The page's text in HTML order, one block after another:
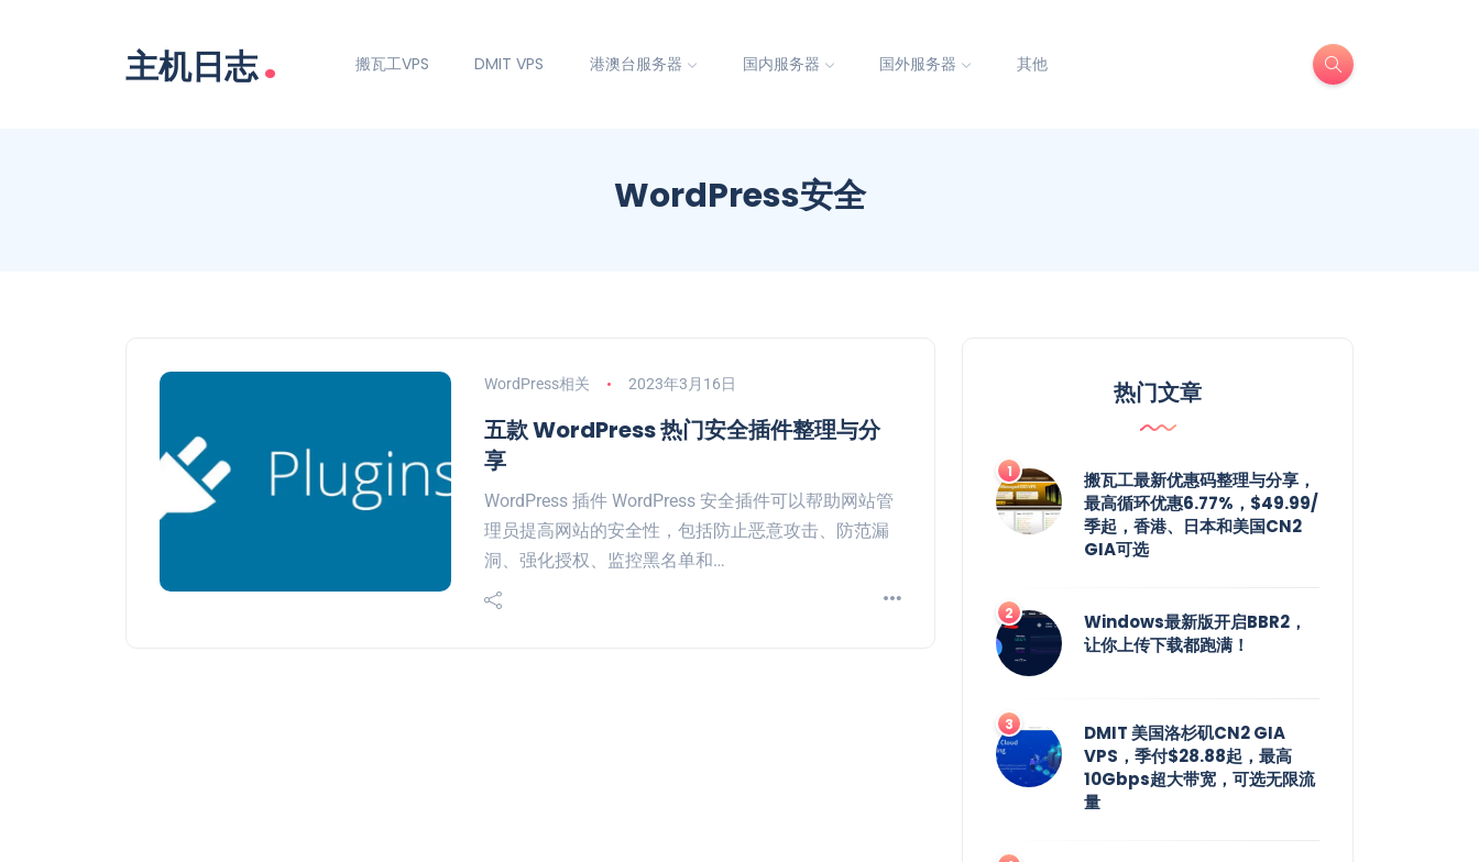
主机日志. 搬瓦工VPS DMIT VPS 港澳台服务器 国内服务器 国外服务器 其他
WordPress安全
WordPress相关 2023年3月16日
五款 WordPress 热门安全插件整理与分
享
WordPress 插件 WordPress 安全插件可以帮助网站管
理员提高网站的安全性，包括防止恶意攻击、防范漏
洞、强化授权、监控黑名单和…
热门文章
搬瓦工最新优惠码整理与分享，
最高循环优惠6.77%，$49.99/
季起，香港、日本和美国CN2
GIA可选
Windows最新版开启BBR2，
让你上传下载都跑满！
DMIT 美国洛杉矶CN2 GIA
VPS，季付$28.88起，最高
10Gbps超大带宽，可选无限流
量